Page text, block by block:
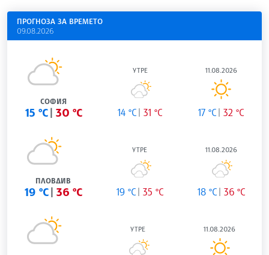
ПРОГНОЗА ЗА ВРЕМЕТО
09.08.2026
СОФИЯ
15 °C 30 °C
УТРЕ
14 °C 31 °C
11.08.2026
17 °C 32 °C
ПЛОВДИВ
19 °C 36 °C
УТРЕ
19 °C 35 °C
11.08.2026
18 °C 36 °C
УТРЕ 11.08.2026